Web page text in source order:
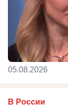
05.08.2026
В России